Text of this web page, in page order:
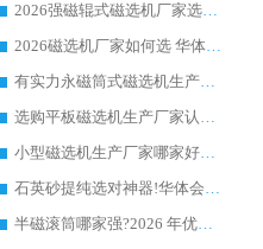
2026强磁辊式磁选机厂家选购技巧_认准华体会手机网页版-华体会(中国) 生产厂家
2026磁选机厂家如何选 华体会手机网页版-华体会(中国) 生产厂家14年行业经验支招
有实力永磁筒式磁选机生产厂家优质设备推荐榜｜华体会手机网页版-华体会(中国) 领衔
选购平板磁选机生产厂家认准华体会手机网页版-华体会(中国) 老牌生产厂家收获众多回头客
小型磁选机生产厂家哪家好?2026 年实测推荐，华体会手机网页版-华体会(中国) 十年口碑厂值得闭眼入
石英砂提纯选对神器!华体会手机网页版-华体会(中国) 强磁辊式磁选机价格优势全解析(2026 实测)
半磁滚筒哪家强?2026 年优质厂家推荐，华体会手机网页版-华体会(中国) 为什么能领跑行业